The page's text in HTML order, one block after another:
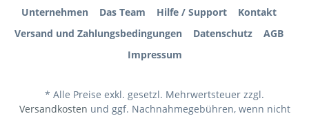
Unternehmen Das Team Hilfe / Support
Kontakt
Versand und Zahlungsbedingungen
Datenschutz
AGB
Impressum
* Alle Preise exkl. gesetzl. Mehrwertsteuer zzgl.
Versandkosten und ggf. Nachnahmegebühren, wenn nicht